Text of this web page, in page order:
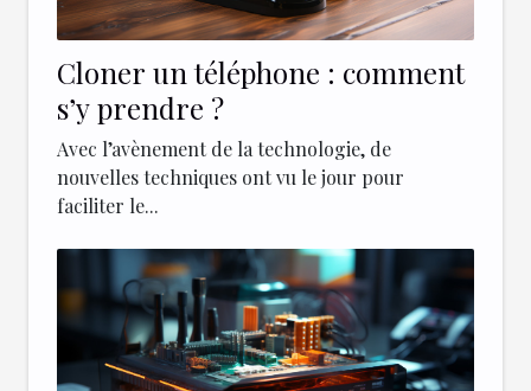
Cloner un téléphone : comment
s’y prendre ?
Avec l’avènement de la technologie, de
nouvelles techniques ont vu le jour pour
faciliter le...